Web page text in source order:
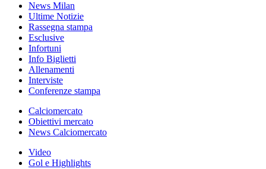
News Milan
Ultime Notizie
Rassegna stampa
Esclusive
Infortuni
Info Biglietti
Allenamenti
Interviste
Conferenze stampa
Calciomercato
Obiettivi mercato
News Calciomercato
Video
Gol e Highlights